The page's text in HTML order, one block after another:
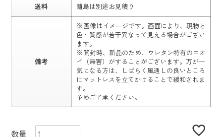
送料 離島は別途お見積り
備考
※画像はイメージです。画面により、現物と
色・質感が若干異なって見える場合がござい
ます。
※開封時、新品のため、ウレタン特有のニオ
イ（無害）がすることがございます。万が一
気になる方は、しばらく風通しの良いところ
にマットレスを立てかけることで緩和されま
す。
予めご了承ください。